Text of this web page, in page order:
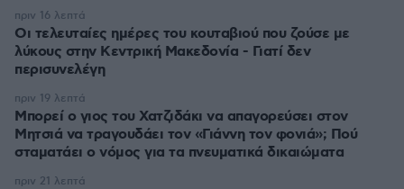
Οι τελευταίες ημέρες του κουταβιού που ζούσε με
λύκους στην Κεντρική Μακεδονία - Γιατί δεν
περισυνελέγη
πριν 16 λεπτά
Μπορεί ο γιος του Χατζιδάκι να απαγορεύσει στον
Μητσιά να τραγουδάει τον «Γιάννη τον φονιά»; Πού
σταματάει ο νόμος για τα πνευματικά δικαιώματα
πριν 19 λεπτά
πριν 21 λεπτά